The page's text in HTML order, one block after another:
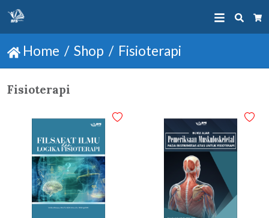
Search
Home Shop Fisioterapi
Fisioterapi